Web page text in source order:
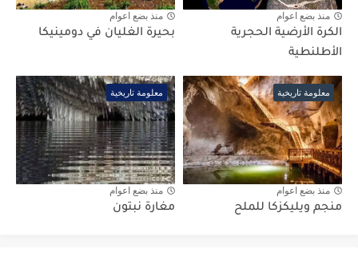
منذ بضع اعوام
الكرة الأرضية الحجرية
الأطلنطية
منذ بضع اعوام
بحيرة الغليان في دومينيكا
معلومة تاريخية
منذ بضع اعوام
منجم ويليكزكا للملح
معلومة تاريخية
منذ بضع اعوام
مغارة نبتون